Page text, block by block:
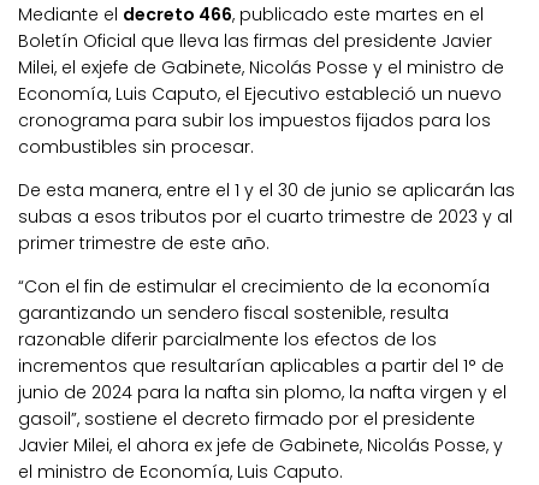
Mediante el decreto 466, publicado este martes en el
Boletín Oficial que lleva las firmas del presidente Javier
Milei, el exjefe de Gabinete, Nicolás Posse y el ministro de
Economía, Luis Caputo, el Ejecutivo estableció un nuevo
cronograma para subir los impuestos fijados para los
combustibles sin procesar.
De esta manera, entre el 1 y el 30 de junio se aplicarán las
subas a esos tributos por el cuarto trimestre de 2023 y al
primer trimestre de este año.
“Con el fin de estimular el crecimiento de la economía
garantizando un sendero fiscal sostenible, resulta
razonable diferir parcialmente los efectos de los
incrementos que resultarían aplicables a partir del 1° de
junio de 2024 para la nafta sin plomo, la nafta virgen y el
gasoil”, sostiene el decreto firmado por el presidente
Javier Milei, el ahora ex jefe de Gabinete, Nicolás Posse, y
el ministro de Economía, Luis Caputo.